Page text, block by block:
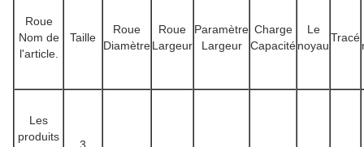
Roue
Nom de
l'article.
Taille
Roue
Diamètre
Roue
Largeur
Paramètre
Largeur
Charge
Capacité
Le
noyau
Tracé
Les
produits